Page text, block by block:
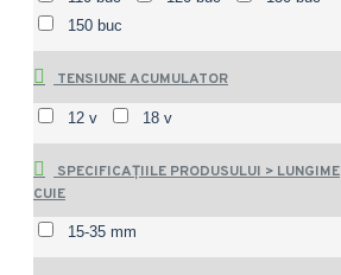
150 buc
TENSIUNE ACUMULATOR
12 v 18 v
SPECIFICAȚIILE PRODUSULUI > LUNGIME
CUIE
15-35 mm